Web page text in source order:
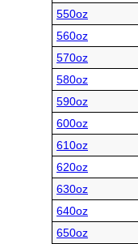
550oz
560oz
570oz
580oz
590oz
600oz
610oz
620oz
630oz
640oz
650oz